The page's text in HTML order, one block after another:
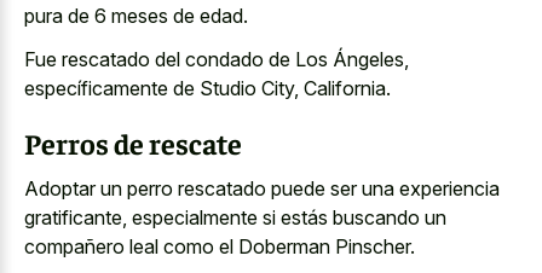
pura de 6 meses de edad.
Fue rescatado del condado de Los Ángeles,
específicamente de Studio City, California.
Perros de rescate
Adoptar un perro rescatado puede ser una experiencia
gratificante, especialmente si estás buscando un
compañero leal como el Doberman Pinscher.